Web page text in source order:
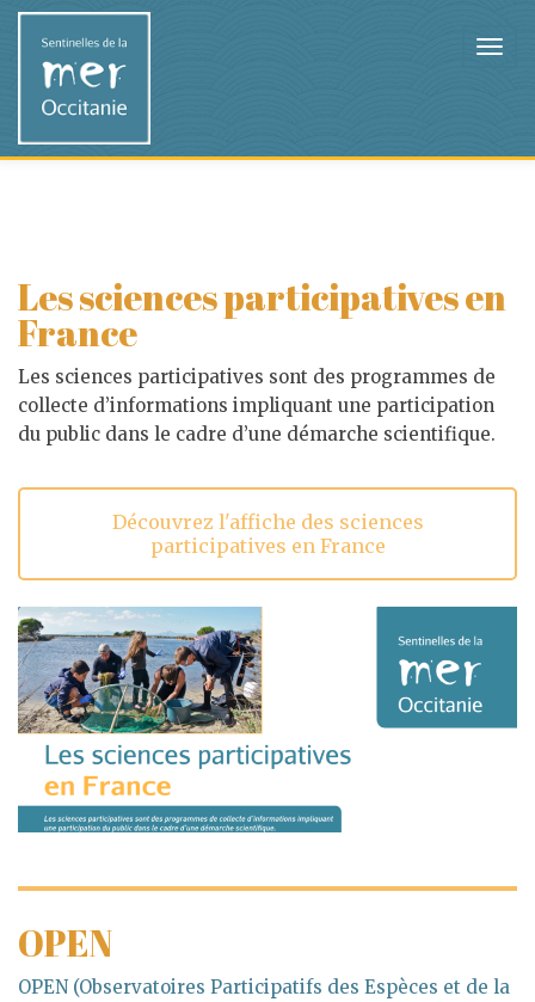
Les sciences participatives en
France
Les sciences participatives sont des programmes de
collecte d’informations impliquant une participation
du public dans le cadre d’une démarche scientifique.
Découvrez l'affiche des sciences
participatives en France
OPEN
OPEN (Observatoires Participatifs des Espèces et de la